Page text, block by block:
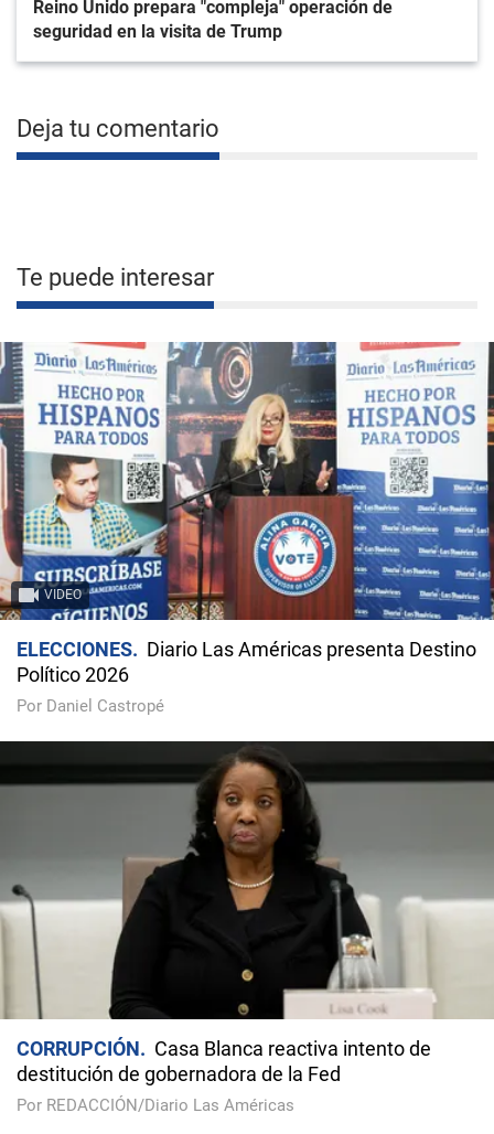
Reino Unido prepara "compleja" operación de
seguridad en la visita de Trump
Deja tu comentario
Te puede interesar
VIDEO
ELECCIONES
Diario Las Américas presenta Destino
Político 2026
Por Daniel Castropé
CORRUPCIÓN
Casa Blanca reactiva intento de
destitución de gobernadora de la Fed
Por REDACCIÓN/Diario Las Américas